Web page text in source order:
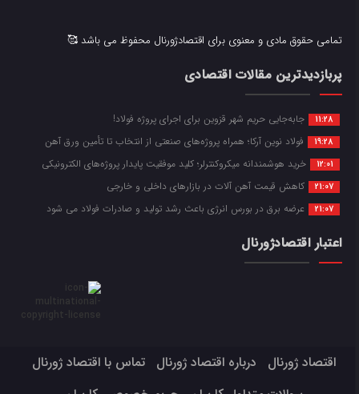
تمامی حقوق مادی و معنوی برای اقتصادژورنال محفوظ می باشد 🥰
پربازدیدترین مقالات اقتصادی
11:28 جابه‌جایی حریم شهر قزوین برای اجرای پروژه فولاد!
19:28 فولاد نوین آرکا؛ همراه پروژه‌های صنعتی از انتخاب تا تأمین ورق آهن
12:01 خرید هوشمندانه میکروکنترلر؛ کلید موفقیت پایدار پروژه‌های الکترونیکی
21:07 کاهش قیمت آهن آلات در بازارهای داخلی و خارجی
21:07 عرضه برق در بورس انرژی باعث رشد تولید و صادرات فولاد می شود
اعتبار اقتصادژورنال
اقتصاد ژورنال درباره اقتصاد ژورنال
تماس با اقتصاد ژورنال